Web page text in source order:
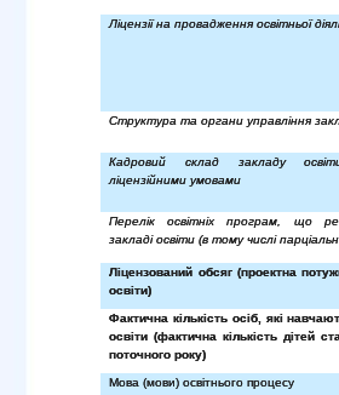
Ліцензії на провадження освітньої
Структура та органи управління
Кадровий склад закладу
ліцензійними умовами
Перелік освітніх програм, що
закладі освіти (в тому числі
Ліцензований обсяг (проектна
освіти)
Фактична кількість осіб, які
освіти (фактична кількість дітей
поточного року)
Мова (мови) освітнього процесу